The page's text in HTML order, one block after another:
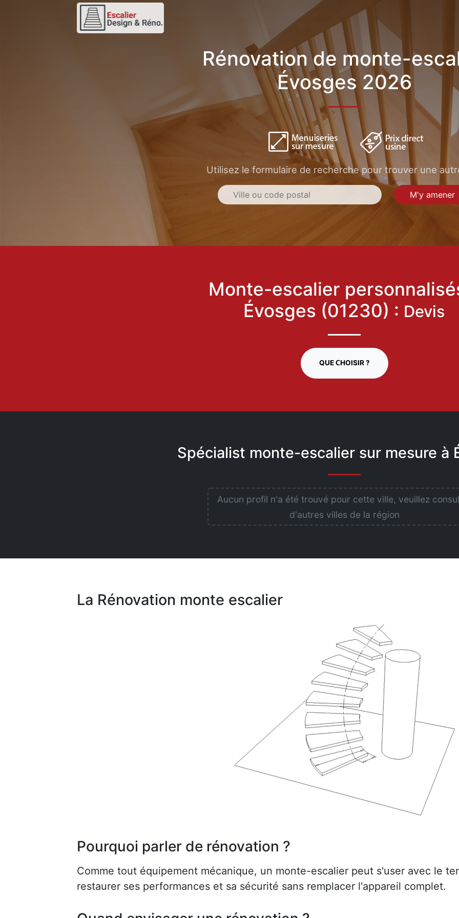
Rénovation de monte-
Évosges 2026
Utilisez le formulaire de recherche pour trouver une
M'y amener
Monte-escalier
Évosges (01230) : Devis
QUE CHOISIR ?
Spécialist monte-escalier sur mesure à
Aucun profil n'a été trouvé pour cette ville, veuillez
d'autres villes de la région
La Rénovation monte escalier
Pourquoi parler de rénovation ?
Comme tout équipement mécanique, un monte-escalier peut s'user avec le
restaurer ses performances et sa sécurité sans remplacer l'appareil complet.